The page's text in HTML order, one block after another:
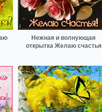
Нежная и волнующая
открытка Желаю счастья